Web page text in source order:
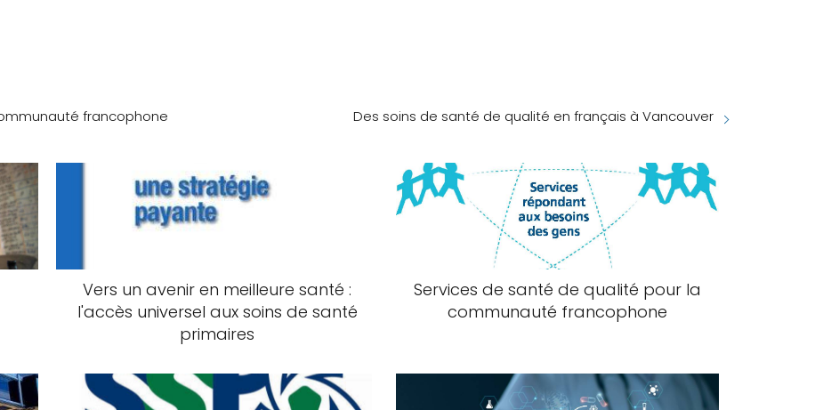
francophone Des soins de santé de qualité en français à Vancouver
Vers un avenir en meilleure santé :
l'accès universel aux soins de santé
primaires
Services de santé de qualité pour la
communauté francophone